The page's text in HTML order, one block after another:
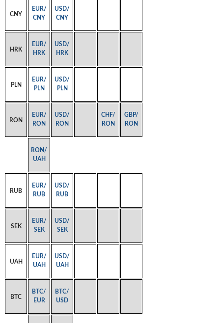
CNY
EUR/
CNY
USD/
CNY
HRK
EUR/
HRK
USD/
HRK
PLN
EUR/
PLN
USD/
PLN
RON
EUR/
RON
USD/
RON
CHF/
RON
GBP/
RON
RON/
UAH
RUB
EUR/
RUB
USD/
RUB
SEK
EUR/
SEK
USD/
SEK
UAH
EUR/
UAH
USD/
UAH
BTC
BTC/
EUR
BTC/
USD